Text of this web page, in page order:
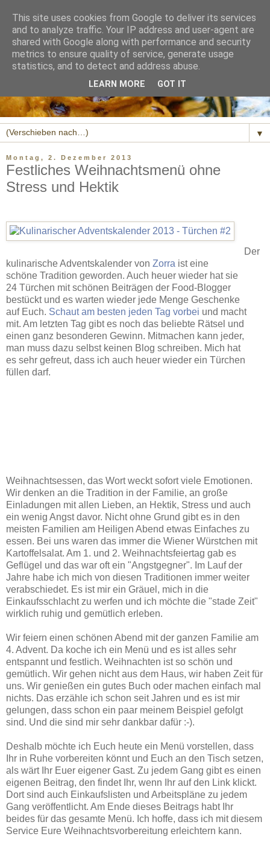
▼
Montag, 2. Dezember 2013
Festliches Weihnachtsmenü ohne
Stress und Hektik
Der
kulinarische Adventskalender von Zorra ist eine
schöne Tradition geworden. Auch heuer wieder hat sie
24 Türchen mit schönen Beiträgen der Food-Blogger
bestückt und es warten wieder jede Menge Geschenke
auf Euch. Schaut am besten jeden Tag vorbei und macht
mit. Am letzten Tag gibt es noch das beliebte Rätsel und
einen ganz besonderen Gewinn. Mitmachen kann jeder,
man muss dazu selbst keinen Blog schreiben. Mich hat
es sehr gefreut, dass ich auch heuer wieder ein Türchen
füllen darf.
Weihnachtsessen, das Wort weckt sofort viele Emotionen.
Wir denken an die Tradition in der Familie, an große
Einladungen mit allen Lieben, an Hektik, Stress und auch
ein wenig Angst davor. Nicht ohne Grund gibt es in den
meisten Familien am Heiligen Abend etwas Einfaches zu
essen. Bei uns waren das immer die Wiener Würstchen mit
Kartoffelsalat. Am 1. und 2. Weihnachtsfeiertag gab es
Geflügel und das war oft ein "Angstgegner". Im Lauf der
Jahre habe ich mich von diesen Traditionen immer weiter
verabschiedet. Es ist mir ein Gräuel, mich in die
Einkaufsschlacht zu werfen und ich möchte die "stade Zeit"
wirklich ruhig und gemütlich erleben.
Wir feiern einen schönen Abend mit der ganzen Familie am
4. Advent. Da koche ich ein Menü und es ist alles sehr
entspannt und festlich. Weihnachten ist so schön und
gemütlich. Wir gehen nicht aus dem Haus, wir haben Zeit für
uns. Wir genießen ein gutes Buch oder machen einfach mal
nichts. Das erzähle ich schon seit Jahren und es ist mir
gelungen, dass schon ein paar meinem Beispiel gefolgt
sind. Und die sind mir sehr dankbar dafür :-).
Deshalb möchte ich Euch heute ein Menü vorstellen, dass
Ihr in Ruhe vorbereiten könnt und Euch an den Tisch setzen,
als wärt Ihr Euer eigener Gast. Zu jedem Gang gibt es einen
eigenen Beitrag, den findet Ihr, wenn Ihr auf den Link klickt.
Dort sind auch Einkaufslisten und Arbeitspläne zu jedem
Gang veröffentlicht. Am Ende dieses Beitrags habt Ihr
beides für das gesamte Menü. Ich hoffe, dass ich mit diesem
Service Eure Weihnachtsvorbereitung erleichtern kann.
This site uses cookies from Google to deliver its services
and to analyze traffic. Your IP address and user-agent are
shared with Google along with performance and security
metrics to ensure quality of service, generate usage
statistics, and to detect and address abuse.
LEARN MORE GOT IT